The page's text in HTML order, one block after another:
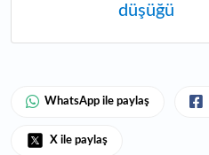
düşüğü
WhatsApp ile paylaş
X ile paylaş